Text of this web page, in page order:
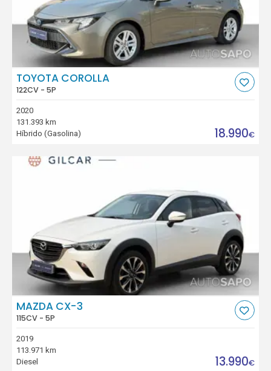
TOYOTA COROLLA
122CV - 5P
2020
131.393 km
Híbrido (Gasolina)
18.990€
MAZDA CX-3
115CV - 5P
2019
113.971 km
Diesel
13.990€